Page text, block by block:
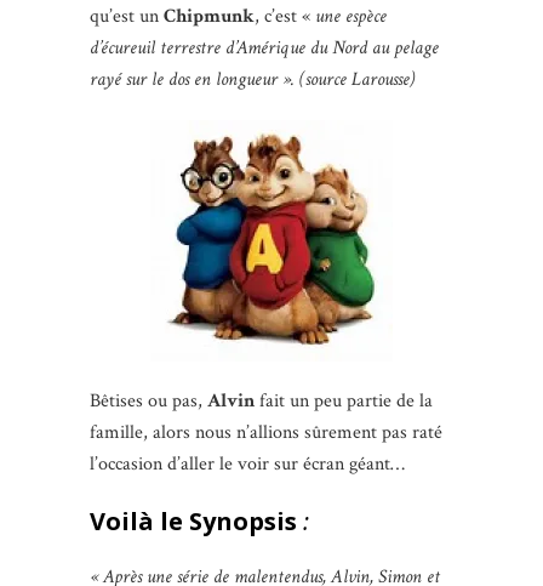
qu’est unChipmunk, c’est « une espèce
d’écureuil terrestre d’Amérique du Nord au pelage
rayé sur le dos en longueur ». (source Larousse)
Bêtises ou pas, Alvinfait un peu partie de la
famille, alors nous n’allions sûrement pas raté
l’occasion d’aller le voir sur écran géant…
Voilà le Synopsis :
« Après une série de malentendus, Alvin, Simon et